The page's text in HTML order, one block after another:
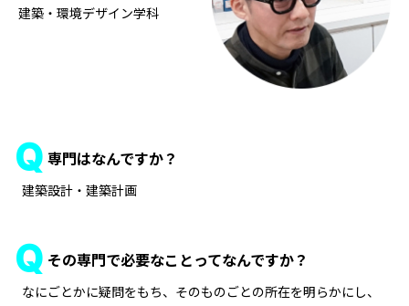
建築・環境デザイン学科
専門はなんですか？
建築設計・建築計画
その専門で必要なことってなんですか？
なにごとかに疑問をもち、そのものごとの所在を明らかにし、